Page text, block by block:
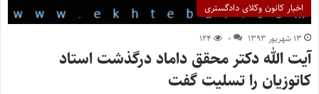
اخبار کانون وکلای دادگستری
۱۳ شهریور ۱۳۹۳ ۰ ۱۲۴
آیت الله دکتر محقق داماد درگذشت استاد
کاتوزیان را تسلیت گفت